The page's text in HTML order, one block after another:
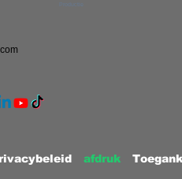
Productie
afdruk